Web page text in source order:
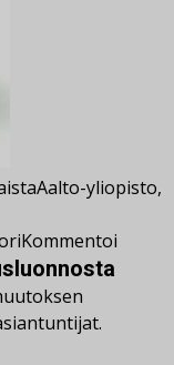
Aalto-yliopisto,
Kommentoi